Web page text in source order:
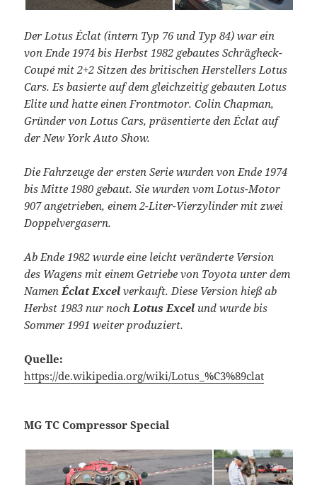
Der Lotus Éclat (intern Typ 76 und Typ 84) war ein
von Ende 1974 bis Herbst 1982 gebautes Schrägheck-
Coupé mit 2+2 Sitzen des britischen Herstellers Lotus
Cars. Es basierte auf dem gleichzeitig gebauten Lotus
Elite und hatte einen Frontmotor. Colin Chapman,
Gründer von Lotus Cars, präsentierte den Éclat auf
der New York Auto Show.
Die Fahrzeuge der ersten Serie wurden von Ende 1974
bis Mitte 1980 gebaut. Sie wurden vom Lotus-Motor
907 angetrieben, einem 2-Liter-Vierzylinder mit zwei
Doppelvergasern.
Ab Ende 1982 wurde eine leicht veränderte Version
des Wagens mit einem Getriebe von Toyota unter dem
NamenÉclat Excel verkauft. Diese Version hieß ab
Herbst 1983 nur nochLotus Excel und wurde bis
Sommer 1991 weiter produziert.
Quelle:
https://de.wikipedia.org/wiki/Lotus_%C3%89clat
MG TC Compressor Special